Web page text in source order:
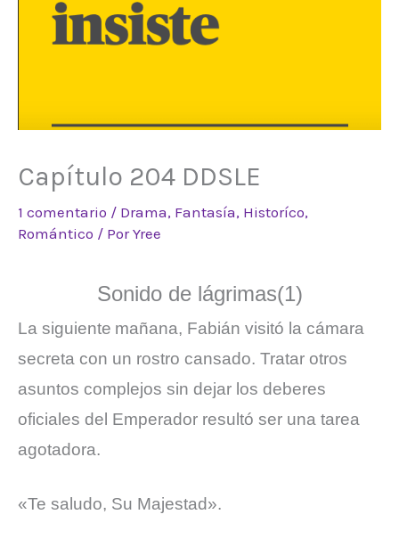
Capítulo 204 DDSLE
1 comentario / Drama, Fantasía, Historíco,
Romántico / PorYree
Sonido de lágrimas(1)
La siguiente mañana, Fabián visitó la cámara
secreta con un rostro cansado. Tratar otros
asuntos complejos sin dejar los deberes
oficiales del Emperador resultó ser una tarea
agotadora.
«Te saludo, Su Majestad».